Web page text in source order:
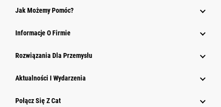
Jak Możemy Pomóc?
Informacje O Firmie
Rozwiązania Dla Przemysłu
Aktualności I Wydarzenia
Połącz Się Z Cat